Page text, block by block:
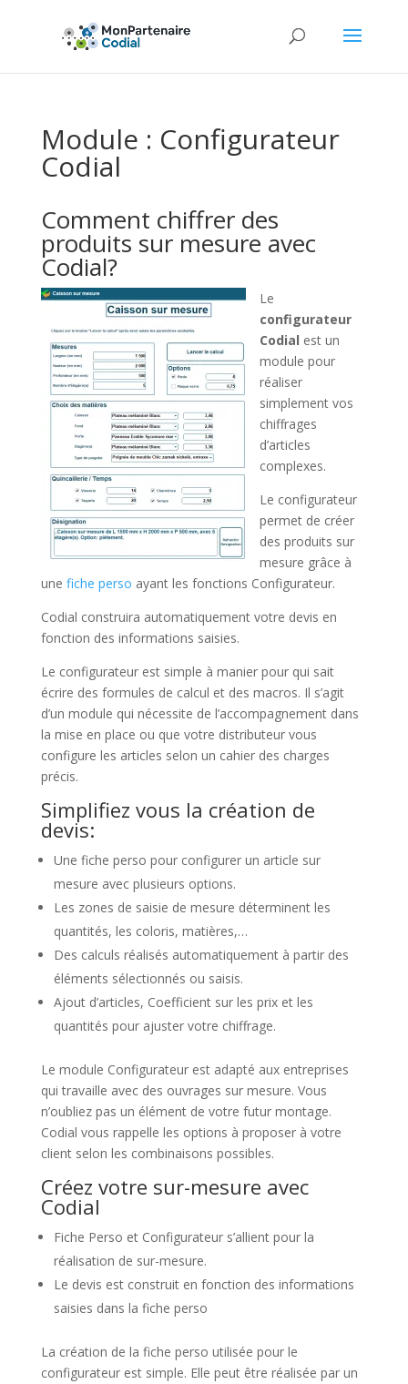
Module : Configurateur
Codial
Comment chiffrer des
produits sur mesure avec
Codial?
Le
configurateur
Codial est un
module pour
réaliser
simplement vos
chiffrages
d’articles
complexes.
Le configurateur
permet de créer
des produits sur
mesure grâce à
une fiche perso ayant les fonctions Configurateur.
Codial construira automatiquement votre devis en
fonction des informations saisies.
Le configurateur est simple à manier pour qui sait
écrire des formules de calcul et des macros. Il s’agit
d’un module qui nécessite de l’accompagnement dans
la mise en place ou que votre distributeur vous
configure les articles selon un cahier des charges
précis.
Simplifiez vous la création de
devis:
Une fiche perso pour configurer un article sur
mesure avec plusieurs options.
Les zones de saisie de mesure déterminent les
quantités, les coloris, matières,…
Des calculs réalisés automatiquement à partir des
éléments sélectionnés ou saisis.
Ajout d’articles, Coefficient sur les prix et les
quantités pour ajuster votre chiffrage.
Le module Configurateur est adapté aux entreprises
qui travaille avec des ouvrages sur mesure. Vous
n’oubliez pas un élément de votre futur montage.
Codial vous rappelle les options à proposer à votre
client selon les combinaisons possibles.
Créez votre sur-mesure avec
Codial
Fiche Perso et Configurateur s’allient pour la
réalisation de sur-mesure.
Le devis est construit en fonction des informations
saisies dans la fiche perso
La création de la fiche perso utilisée pour le
configurateur est simple. Elle peut être réalisée par un